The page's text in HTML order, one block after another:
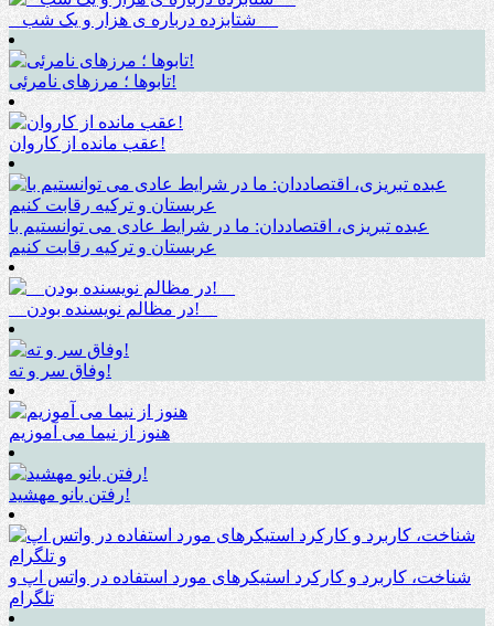
_ شتابزده درباره ی هزار و یک شب __
تابوها ؛ مرزهای نامرئی!
عقب مانده از کاروان!
عبده تبریزی، اقتصاددان: ما در شرایط عادی می توانستیم با
عربستان و ترکیه رقابت کنیم
__در مظالم نویسنده بودن!__
وفاق سر و ته!
هنوز از نیما می آموزیم
رفتن بانو مهشید!
شناخت، کاربرد و کارکرد استیکرهای مورد استفاده در واتس اپ و
تلگرام